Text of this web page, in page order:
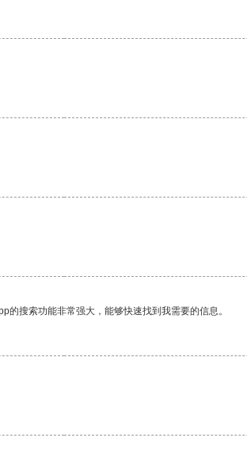
搜索功能非常强大，能够快速找到我需要的信息。